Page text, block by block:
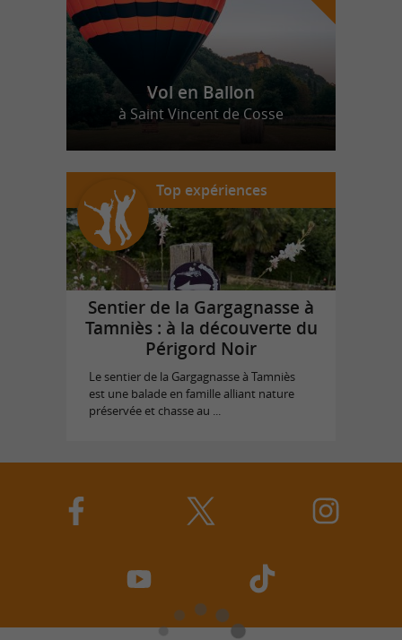
Vol en Ballon
à Saint Vincent de Cosse
Top expériences
Sentier de la Gargagnasse à
Tamniès : à la découverte du
Périgord Noir
Le sentier de la Gargagnasse à Tamniès
est une balade en famille alliant nature
préservée et chasse au ...